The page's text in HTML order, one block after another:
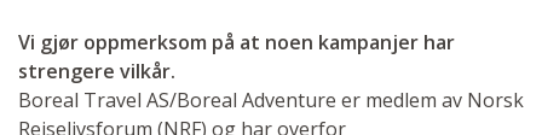
Vi gjør oppmerksom på at noen kampanjer har
strengere vilkår.
Boreal Travel AS/Boreal Adventure er medlem av Norsk
Reiselivsforum (NRF) og har overfor